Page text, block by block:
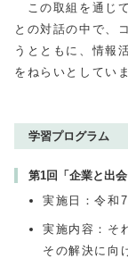
この取組を通じ
との対話の中で、
うとともに、情報
をねらいとしてい
学習プログラム
第1回「企業と出
実施日：令和
実施内容：そ
その解決に向